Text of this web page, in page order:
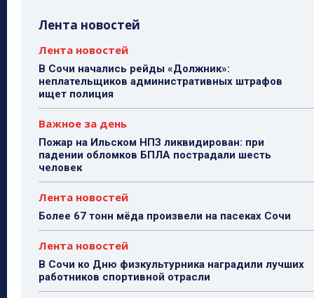
Лента новостей
Лента новостей
В Сочи начались рейды «Должник»:
неплательщиков административных штрафов
ищет полиция
Важное за день
Пожар на Ильском НПЗ ликвидирован: при
падении обломков БПЛА пострадали шесть
человек
Лента новостей
Более 67 тонн мёда произвели на пасеках Сочи
Лента новостей
В Сочи ко Дню физкультурника наградили лучших
работников спортивной отрасли